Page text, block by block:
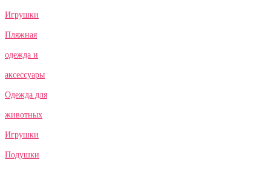
Игрушки
Пляжная
одежда и
аксессуары
Одежда для
животных
Игрушки
Подушки